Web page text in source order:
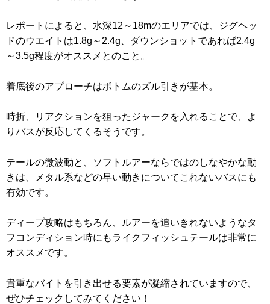
レポートによると、水深12～18mのエリアでは、ジグヘッ
ドのウエイトは1.8g～2.4g、ダウンショットであれば2.4g
～3.5g程度がオススメとのこと。
着底後のアプローチはボトムのズル引きが基本。
時折、リアクションを狙ったジャークを入れることで、よ
りバスが反応してくるそうです。
テールの微波動と、ソフトルアーならではのしなやかな動
きは、メタル系などの早い動きについてこれないバスにも
有効です。
ディープ攻略はもちろん、ルアーを追いきれないようなタ
フコンディション時にもライクフィッシュテールは非常に
オススメです。
貴重なバイトを引き出せる要素が凝縮されていますので、
ぜひチェックしてみてください！